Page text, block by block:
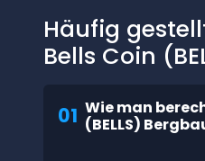
Häufig
Bells Coin
01 Wie man
(BELLS)